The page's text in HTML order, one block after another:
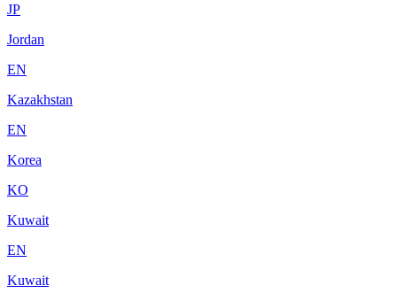
JP
Jordan
EN
Kazakhstan
EN
Korea
KO
Kuwait
EN
Kuwait